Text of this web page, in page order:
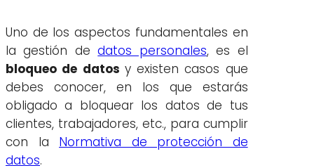
Uno de los aspectos fundamentales en
la gestión dedatos personales, es el
bloqueo de datos y existen casos que
debes conocer, en los que estarás
obligado a bloquear los datos de tus
clientes, trabajadores, etc., para cumplir
con la Normativa de protección de
datos.